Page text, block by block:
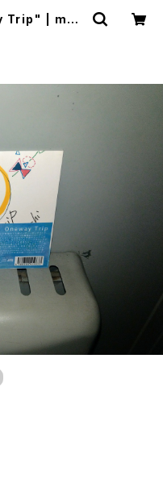
Trip" | mab